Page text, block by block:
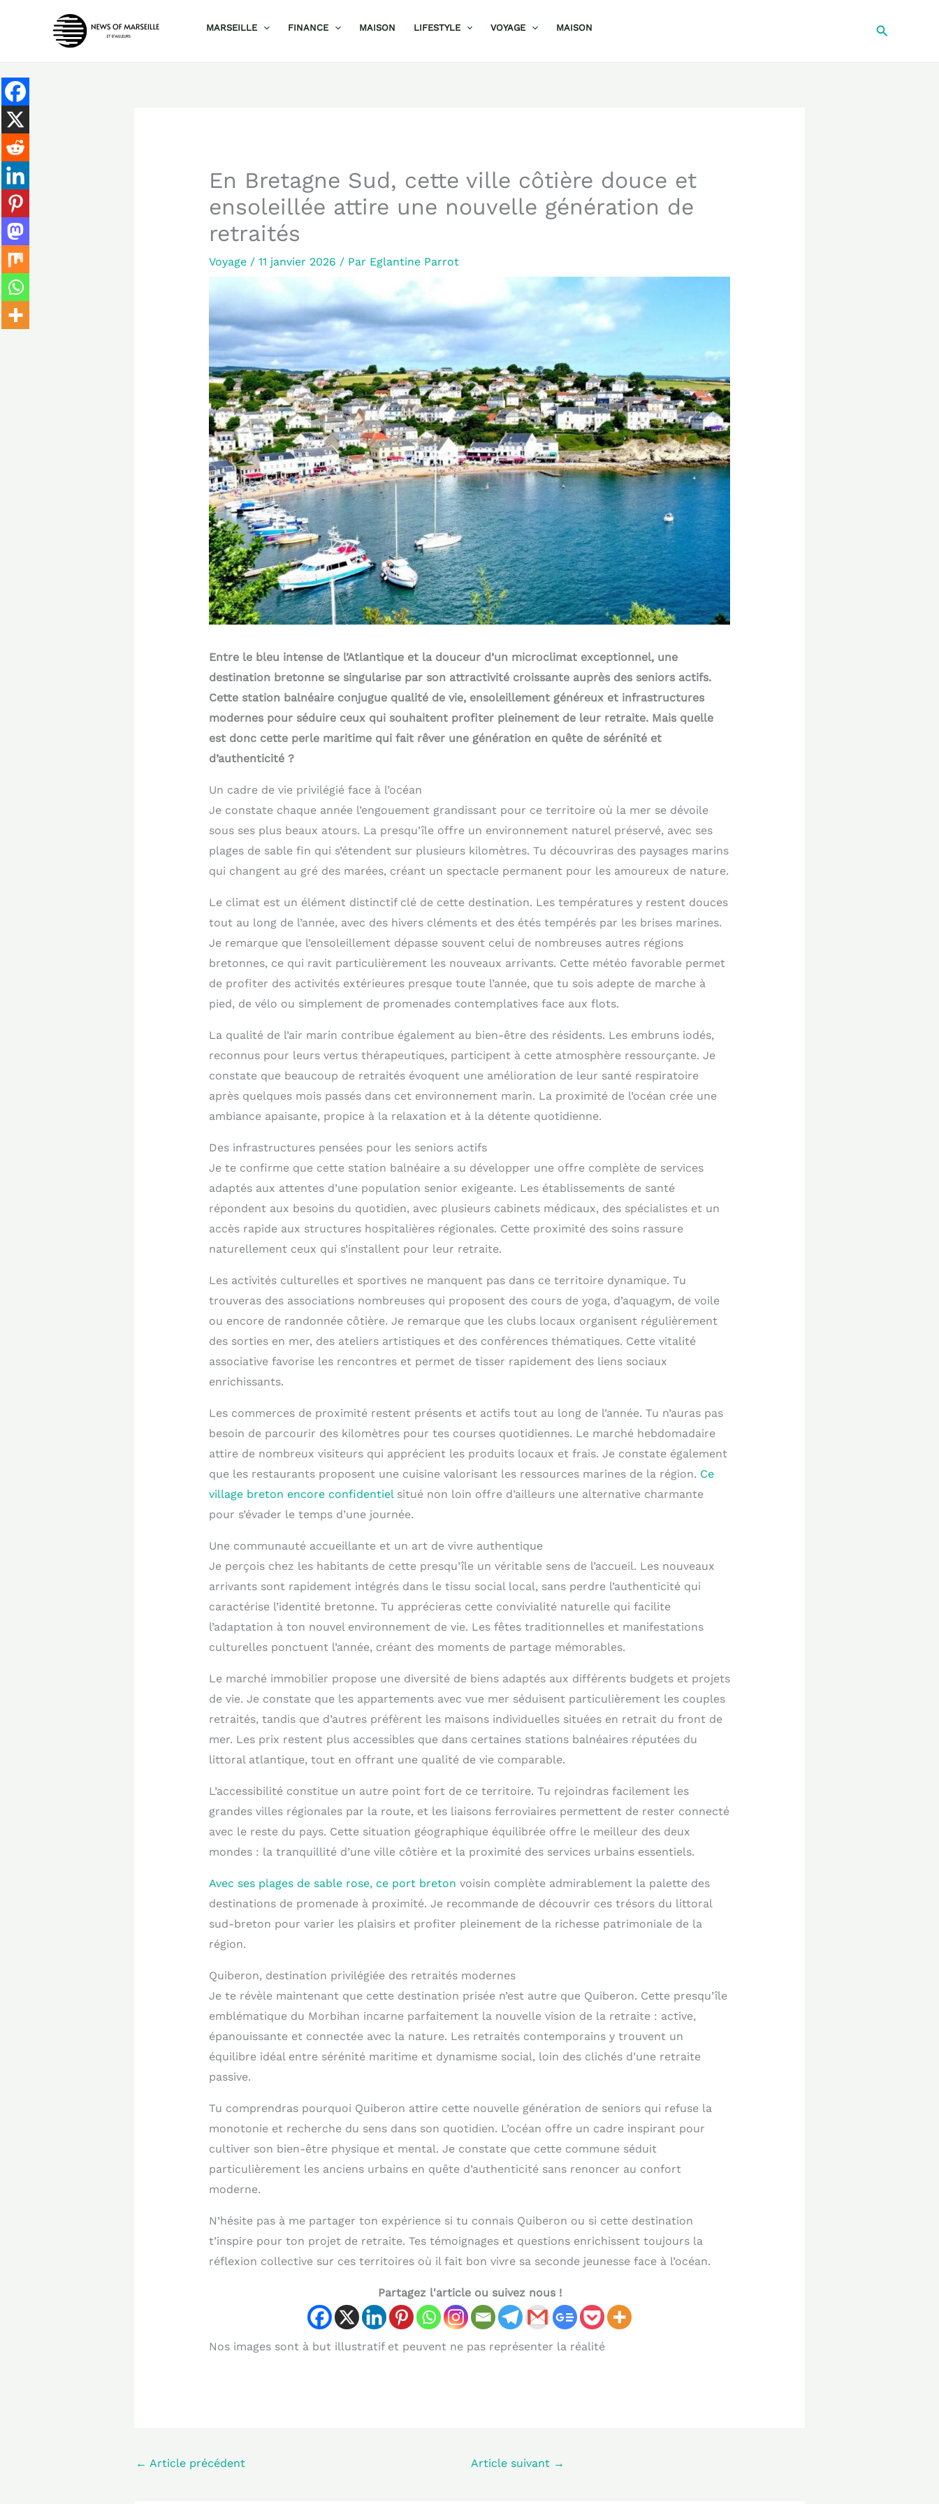
MARSEILLE FINANCE MAISON LIFESTYLE VOYAGE MAISON
En Bretagne Sud, cette ville côtière douce et
ensoleillée attire une nouvelle génération de
retraités
Voyage/ 11 janvier 2026 / Par Eglantine Parrot
Entre le bleu intense de l’Atlantique et la douceur d’un microclimat exceptionnel, une
destination bretonne se singularise par son attractivité croissante auprès des seniors actifs.
Cette station balnéaire conjugue qualité de vie, ensoleillement généreux et infrastructures
modernes pour séduire ceux qui souhaitent profiter pleinement de leur retraite. Mais quelle
est donc cette perle maritime qui fait rêver une génération en quête de sérénité et
d’authenticité ?
Un cadre de vie privilégié face à l’océan
Je constate chaque année l’engouement grandissant pour ce territoire où la mer se dévoile
sous ses plus beaux atours. La presqu’île offre un environnement naturel préservé, avec ses
plages de sable fin qui s’étendent sur plusieurs kilomètres. Tu découvriras des paysages marins
qui changent au gré des marées, créant un spectacle permanent pour les amoureux de nature.
Le climat est un élément distinctif clé de cette destination. Les températures y restent douces
tout au long de l’année, avec des hivers cléments et des étés tempérés par les brises marines.
Je remarque que l’ensoleillement dépasse souvent celui de nombreuses autres régions
bretonnes, ce qui ravit particulièrement les nouveaux arrivants. Cette météo favorable permet
de profiter des activités extérieures presque toute l’année, que tu sois adepte de marche à
pied, de vélo ou simplement de promenades contemplatives face aux flots.
La qualité de l’air marin contribue également au bien-être des résidents. Les embruns iodés,
reconnus pour leurs vertus thérapeutiques, participent à cette atmosphère ressourçante. Je
constate que beaucoup de retraités évoquent une amélioration de leur santé respiratoire
après quelques mois passés dans cet environnement marin. La proximité de l’océan crée une
ambiance apaisante, propice à la relaxation et à la détente quotidienne.
Des infrastructures pensées pour les seniors actifs
Je te confirme que cette station balnéaire a su développer une offre complète de services
adaptés aux attentes d’une population senior exigeante. Les établissements de santé
répondent aux besoins du quotidien, avec plusieurs cabinets médicaux, des spécialistes et un
accès rapide aux structures hospitalières régionales. Cette proximité des soins rassure
naturellement ceux qui s’installent pour leur retraite.
Les activités culturelles et sportives ne manquent pas dans ce territoire dynamique. Tu
trouveras des associations nombreuses qui proposent des cours de yoga, d’aquagym, de voile
ou encore de randonnée côtière. Je remarque que les clubs locaux organisent régulièrement
des sorties en mer, des ateliers artistiques et des conférences thématiques. Cette vitalité
associative favorise les rencontres et permet de tisser rapidement des liens sociaux
enrichissants.
Les commerces de proximité restent présents et actifs tout au long de l’année. Tu n’auras pas
besoin de parcourir des kilomètres pour tes courses quotidiennes. Le marché hebdomadaire
attire de nombreux visiteurs qui apprécient les produits locaux et frais. Je constate également
que les restaurants proposent une cuisine valorisant les ressources marines de la région. Ce
village breton encore confidentielsitué non loin offre d’ailleurs une alternative charmante
pour s’évader le temps d’une journée.
Une communauté accueillante et un art de vivre authentique
Je perçois chez les habitants de cette presqu’île un véritable sens de l’accueil. Les nouveaux
arrivants sont rapidement intégrés dans le tissu social local, sans perdre l’authenticité qui
caractérise l’identité bretonne. Tu apprécieras cette convivialité naturelle qui facilite
l’adaptation à ton nouvel environnement de vie. Les fêtes traditionnelles et manifestations
culturelles ponctuent l’année, créant des moments de partage mémorables.
Le marché immobilier propose une diversité de biens adaptés aux différents budgets et projets
de vie. Je constate que les appartements avec vue mer séduisent particulièrement les couples
retraités, tandis que d’autres préfèrent les maisons individuelles situées en retrait du front de
mer. Les prix restent plus accessibles que dans certaines stations balnéaires réputées du
littoral atlantique, tout en offrant une qualité de vie comparable.
L’accessibilité constitue un autre point fort de ce territoire. Tu rejoindras facilement les
grandes villes régionales par la route, et les liaisons ferroviaires permettent de rester connecté
avec le reste du pays. Cette situation géographique équilibrée offre le meilleur des deux
mondes : la tranquillité d’une ville côtière et la proximité des services urbains essentiels.
Avec ses plages de sable rose, ce port breton voisin complète admirablement la palette des
destinations de promenade à proximité. Je recommande de découvrir ces trésors du littoral
sud-breton pour varier les plaisirs et profiter pleinement de la richesse patrimoniale de la
région.
Quiberon, destination privilégiée des retraités modernes
Je te révèle maintenant que cette destination prisée n’est autre que Quiberon. Cette presqu’île
emblématique du Morbihan incarne parfaitement la nouvelle vision de la retraite : active,
épanouissante et connectée avec la nature. Les retraités contemporains y trouvent un
équilibre idéal entre sérénité maritime et dynamisme social, loin des clichés d’une retraite
passive.
Tu comprendras pourquoi Quiberon attire cette nouvelle génération de seniors qui refuse la
monotonie et recherche du sens dans son quotidien. L’océan offre un cadre inspirant pour
cultiver son bien-être physique et mental. Je constate que cette commune séduit
particulièrement les anciens urbains en quête d’authenticité sans renoncer au confort
moderne.
N’hésite pas à me partager ton expérience si tu connais Quiberon ou si cette destination
t’inspire pour ton projet de retraite. Tes témoignages et questions enrichissent toujours la
réflexion collective sur ces territoires où il fait bon vivre sa seconde jeunesse face à l’océan.
Partagez l'article ou suivez nous !
Nos images sont à but illustratif et peuvent ne pas représenter la réalité
← Article précédent Article suivant →